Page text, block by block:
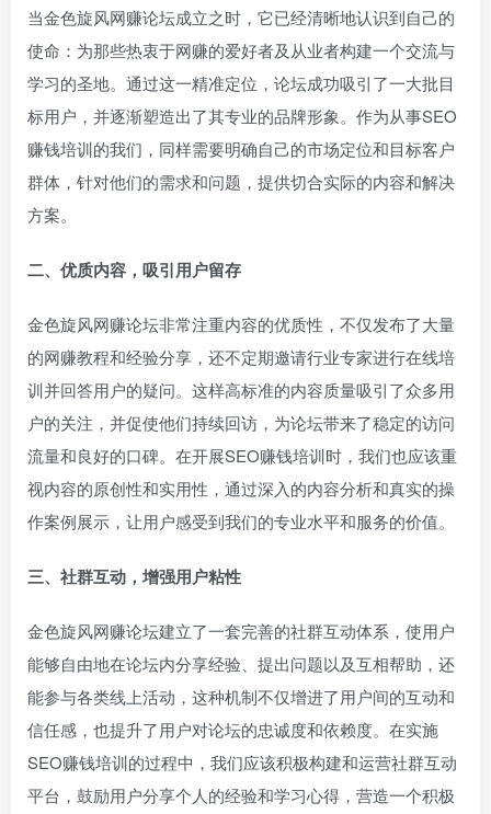
当金色旋风网赚论坛成立之时，它已经清晰地认识到自己的
使命：为那些热衷于网赚的爱好者及从业者构建一个交流与
学习的圣地。通过这一精准定位，论坛成功吸引了一大批目
标用户，并逐渐塑造出了其专业的品牌形象。作为从事SEO
赚钱培训的我们，同样需要明确自己的市场定位和目标客户
群体，针对他们的需求和问题，提供切合实际的内容和解决
方案。
二、优质内容，吸引用户留存
金色旋风网赚论坛非常注重内容的优质性，不仅发布了大量
的网赚教程和经验分享，还不定期邀请行业专家进行在线培
训并回答用户的疑问。这样高标准的内容质量吸引了众多用
户的关注，并促使他们持续回访，为论坛带来了稳定的访问
流量和良好的口碑。在开展SEO赚钱培训时，我们也应该重
视内容的原创性和实用性，通过深入的内容分析和真实的操
作案例展示，让用户感受到我们的专业水平和服务的价值。
三、社群互动，增强用户粘性
金色旋风网赚论坛建立了一套完善的社群互动体系，使用户
能够自由地在论坛内分享经验、提出问题以及互相帮助，还
能参与各类线上活动，这种机制不仅增进了用户间的互动和
信任感，也提升了用户对论坛的忠诚度和依赖度。在实施
SEO赚钱培训的过程中，我们应该积极构建和运营社群互动
平台，鼓励用户分享个人的经验和学习心得，营造一个积极